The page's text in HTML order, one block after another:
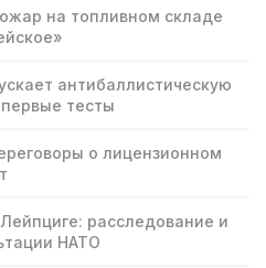
на топливном складе
антибаллистическую
тесты
о лицензионном
расследование и
НАТО